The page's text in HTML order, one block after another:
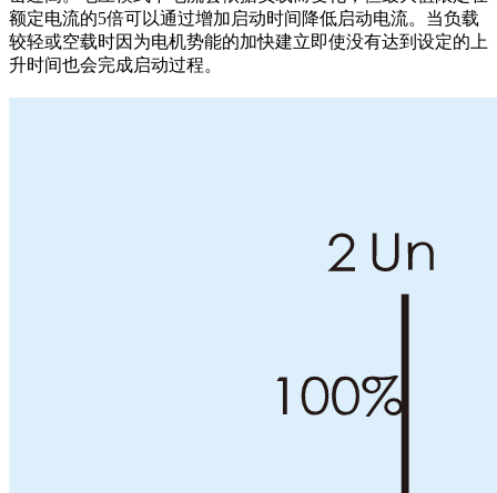
额定电流的5倍可以通过增加启动时间降低启动电流。当负载
较轻或空载时因为电机势能的加快建立即使没有达到设定的上
升时间也会完成启动过程。